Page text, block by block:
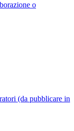
o
(da pubblicare in